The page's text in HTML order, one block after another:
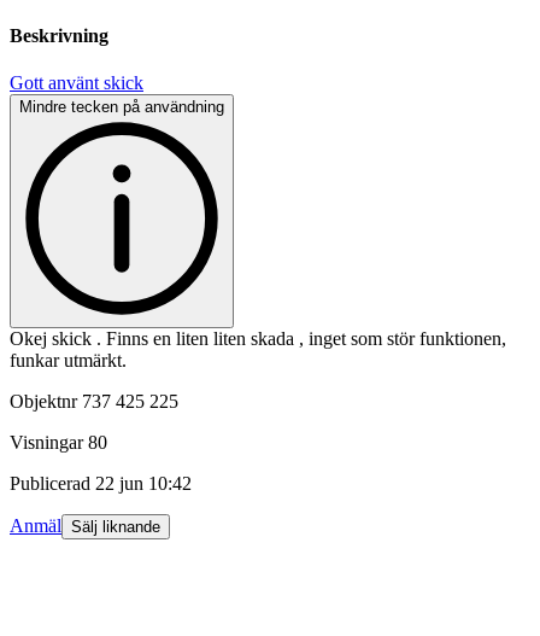
Beskrivning
Gott använt skick
Mindre tecken på användning
Okej skick . Finns en liten liten skada , inget som stör funktionen,
funkar utmärkt.
Objektnr 737 425 225
Visningar 80
Publicerad 22 jun 10:42
Anmäl Sälj liknande